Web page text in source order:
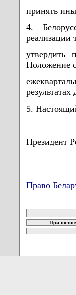
принять
4.
реализации
утвердить
Положение
5.
Президент
Право
При